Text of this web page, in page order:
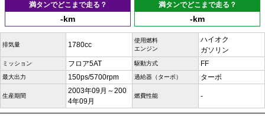
満タンでどこまで走る？
-km
満タンでどこまで走る？
-km
排気量 1780cc
使用燃料
エンジン
ハイオク
ガソリン
ミッション フロア5AT 駆動方式 FF
最大出力 150ps/5700rpm 過給器（ターボ） ターボ
生産期間
2003年09月～200
4年09月
燃費性能 -